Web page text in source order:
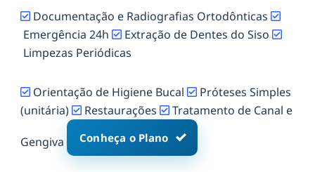
Documentação e Radiografias Ortodônticas
Emergência 24h
Extração de Dentes do Siso
Limpezas Periódicas
Orientação de Higiene Bucal
Próteses Simples
(unitária)
Restaurações Tratamento de Canal e
Gengiva Conheça o Plano